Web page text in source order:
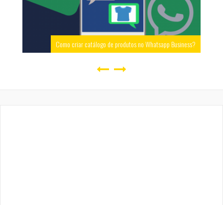
Como criar catálogo de produtos no Whatsapp Business?